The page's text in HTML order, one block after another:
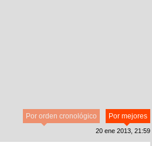
Por mejores
Por orden cronológico
20 ene 2013, 21:59